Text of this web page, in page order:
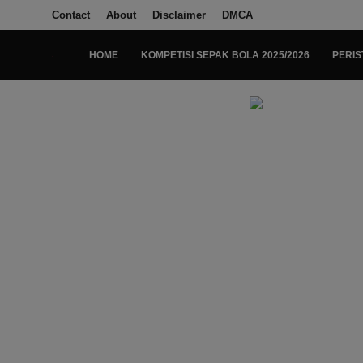
Contact About Disclaimer DMCA
HOME KOMPETISI SEPAK BOLA 2025/2026